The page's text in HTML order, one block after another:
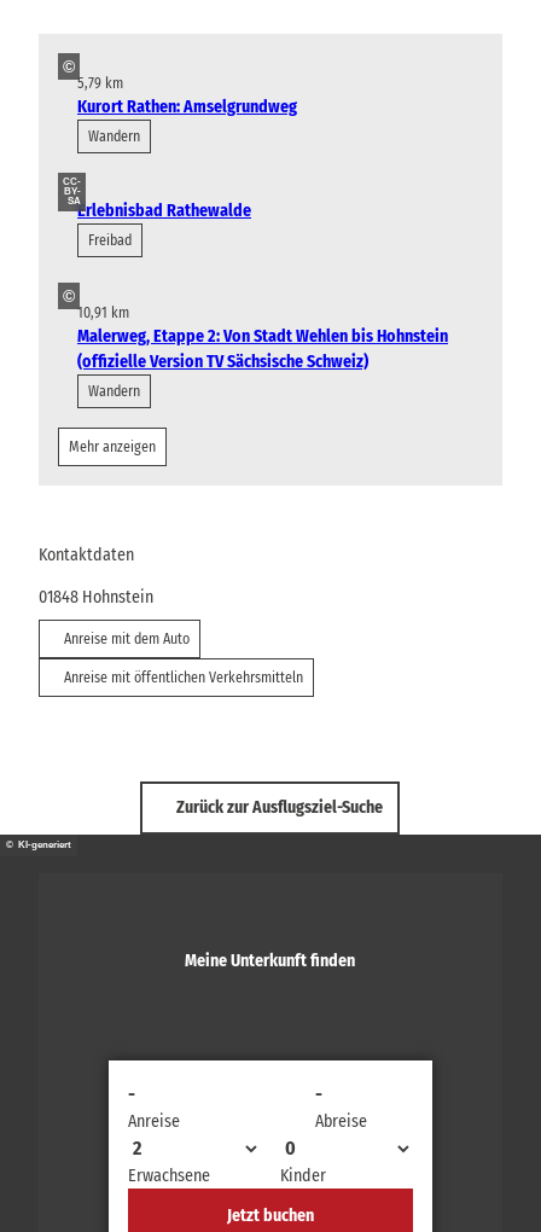
©
5,79 km
Kurort Rathen: Amselgrundweg
Wandern
CC-
BY-
SAErlebnisbad Rathewalde
Freibad
©
10,91 km
Malerweg, Etappe 2: Von Stadt Wehlen bis Hohnstein
(offizielle Version TV Sächsische Schweiz)
Wandern
Mehr anzeigen
Kontaktdaten
01848 Hohnstein
Anreise mit dem Auto
Anreise mit öffentlichen Verkehrsmitteln
Zurück zur Ausflugsziel-Suche
© KI-generiert
Meine Unterkunft finden
Anreise
-
Abreise
-
Erwachsene
Kinder
Jetzt buchen